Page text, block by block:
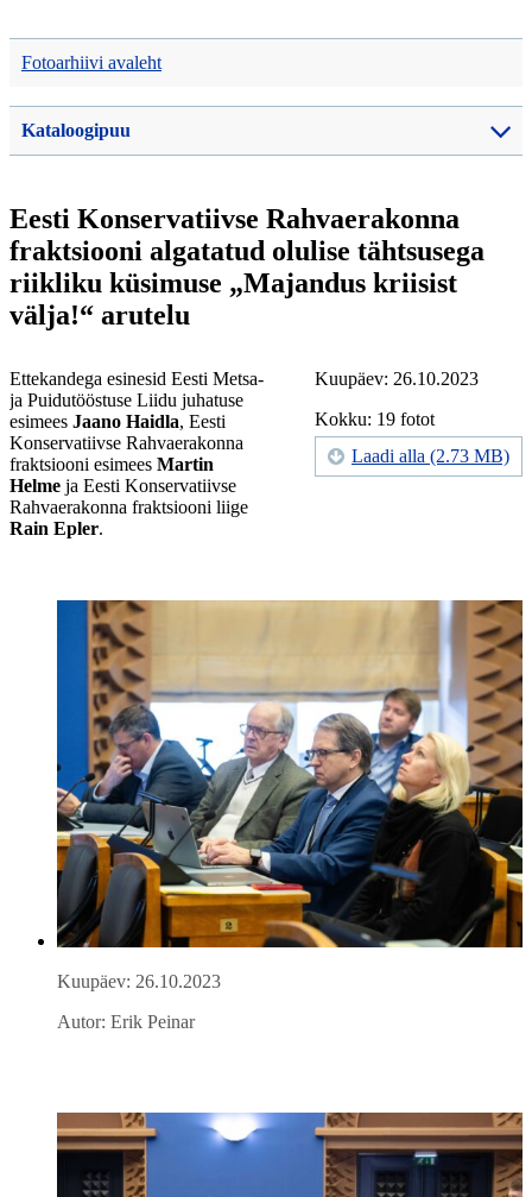
Fotoarhiivi avaleht
Kataloogipuu
Eesti Konservatiivse Rahvaerakonna
fraktsiooni algatatud olulise tähtsusega
riikliku küsimuse „Majandus kriisist
välja!“ arutelu
Kuupäev: 26.10.2023
Kokku: 19 fotot
Laadi alla (2.73 MB)
Ettekandega esinesid Eesti Metsa-
ja Puidutööstuse Liidu juhatuse
esimees Jaano Haidla, Eesti
Konservatiivse Rahvaerakonna
fraktsiooni esimees Martin
Helme ja Eesti Konservatiivse
Rahvaerakonna fraktsiooni liige
Rain Epler.
Kuupäev: 26.10.2023
Autor: Erik Peinar